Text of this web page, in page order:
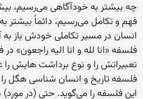
چه بیشتر به خودآگاهی می‌رسیم،
فهم و تکامل می‌رسیم، دائماً بیشتر
انسان در مسیر تکاملی خودش باز
فلسفه «انا لله و انا الیه
تعبیراتش را و نوع برداشت هایش
فلسفه تاریخ و انسان شناسی هگل
این فلسفه را می‌گوید. حتی (در